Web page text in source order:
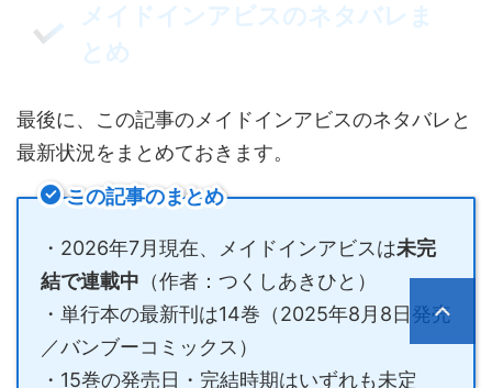
メイドインアビスのネタバレま
とめ
最後に、この記事のメイドインアビスのネタバレと
最新状況をまとめておきます。
この記事のまとめ
・2026年7月現在、メイドインアビスは未完
結で連載中 （作者：つくしあきひと）
・単行本の最新刊は14巻（2025年8月8日発売
／バンブーコミックス）
・15巻の発売日・完結時期はいずれも未定